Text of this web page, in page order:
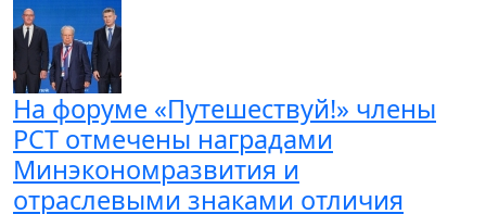
На форуме «Путешествуй!» члены
РСТ отмечены наградами
Минэкономразвития и
отраслевыми знаками отличия